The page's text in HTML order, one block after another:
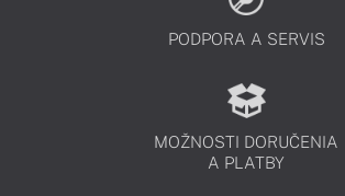
PODPORA A SERVIS
MOŽNOSTI DORUČENIA
A PLATBY